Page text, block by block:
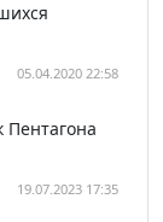
05.04.2020 22:58
Пентагона
19.07.2023 17:35